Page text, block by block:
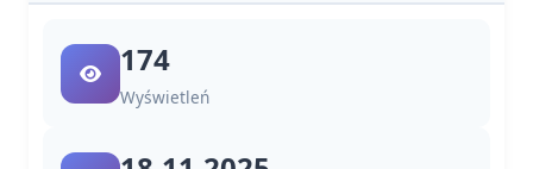
174
Wyświetleń